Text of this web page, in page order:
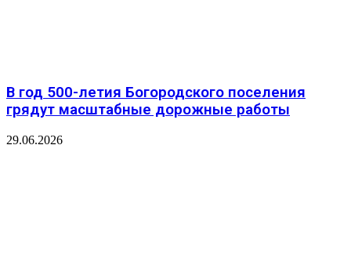
В год 500-летия Богородского поселения
грядут масштабные дорожные работы
29.06.2026